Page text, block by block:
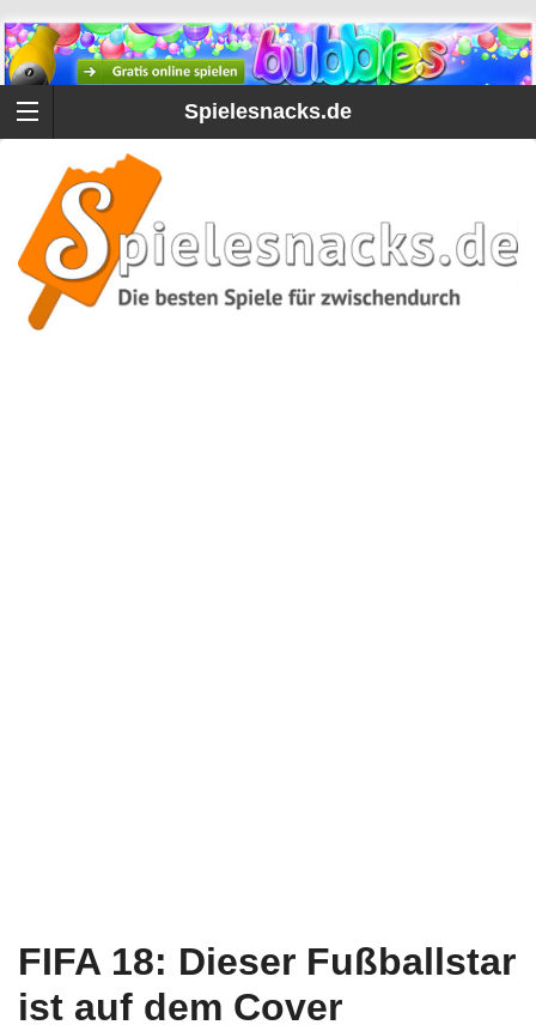
Spielesnacks.de
FIFA 18: Dieser Fußballstar
ist auf dem Cover